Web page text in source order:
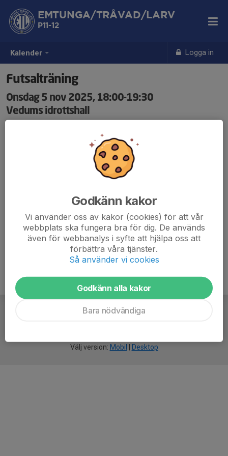
Kalender Logga in
EMTUNGA/TRÅVAD/LARV
P11-12
Futsalträning
Onsdag 5 nov 2025, 18:00-19:30
Vedums idrottshall
Träning ihop med seniorerna
Välj version: Mobil Desktop
Godkänn kakor
Vi använder oss av kakor (cookies) för att vår
webbplats ska fungera bra för dig. De används
även för webbanalys i syfte att hjälpa oss att
förbättra våra tjänster.
Så använder vi cookies
Godkänn alla kakor
Bara nödvändiga